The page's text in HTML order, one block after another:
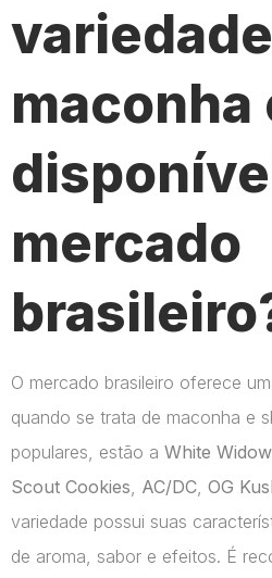
maconha
mercado
O mercado brasileiro oferece
quando se trata de maconha e
populares, estão a White Widow
Scout Cookies AC/DC OG
variedade possui suas
de aroma, sabor e efeitos. É